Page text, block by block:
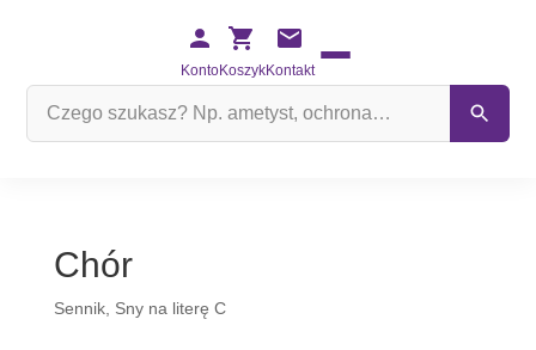
KontoKoszykKontakt
Chór
Sennik, Sny na literę C